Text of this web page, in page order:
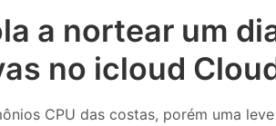
a nortear um
no icloud
CPU das costas, porém uma